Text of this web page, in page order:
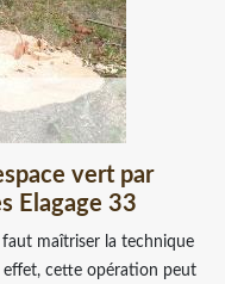
vert par
Elagage 33
faut maîtriser la technique
effet, cette opération peut